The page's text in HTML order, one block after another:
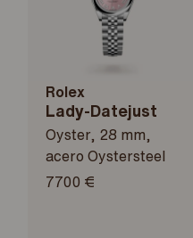
Rolex
Lady-Datejust
Oyster, 28 mm,
acero Oystersteel
7700 €